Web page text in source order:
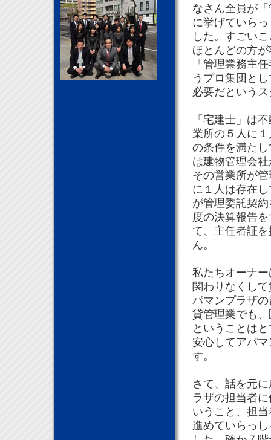
なさん全員が
に挙げていら
した。すごい
ほとんどの方
「管理業務主
うプロ集団と
必要だという
「宅建士」は
業所の５人に
の条件を満た
は建物管理会
その営業所が
に１人は存在
が管理委託契
度の決算報告
て、主任者証
ん。
私たちオーナ
関わりなくし
パマンプラザ
貸管理業でも
ということは
安心してアパ
す。
さて、話を元
ラザの担当者
いうこと、担
進めていらっ